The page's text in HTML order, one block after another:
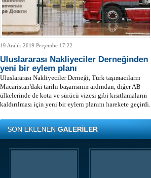
19 Aralık 2019 Perşembe 17:22
Uluslararası Nakliyeciler Derneğinden
yeni bir eylem planı
Uluslararası Nakliyeciler Derneği, Türk taşımacıların
Macaristan'daki tarihi başarısının ardından, diğer AB
ülkelerinde de kota ve sürücü vizesi gibi kısıtlamaların
kaldırılması için yeni bir eylem planını harekete geçirdi.
SON EKLENENGALERİLER